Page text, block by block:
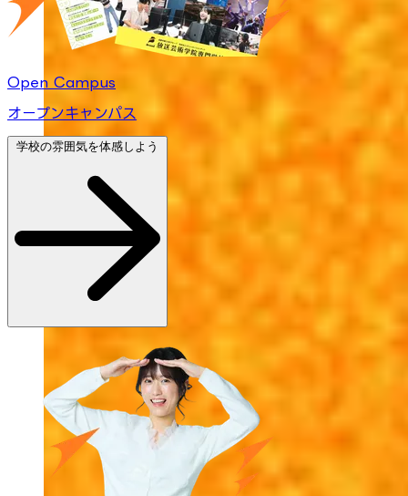
Open Campus
オープンキャンパス
学校の雰囲気を体感しよう